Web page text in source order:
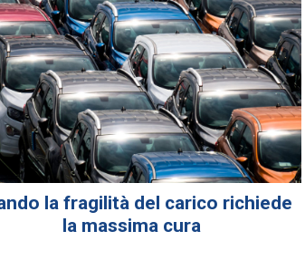
la fragilità del carico richiede
la massima cura